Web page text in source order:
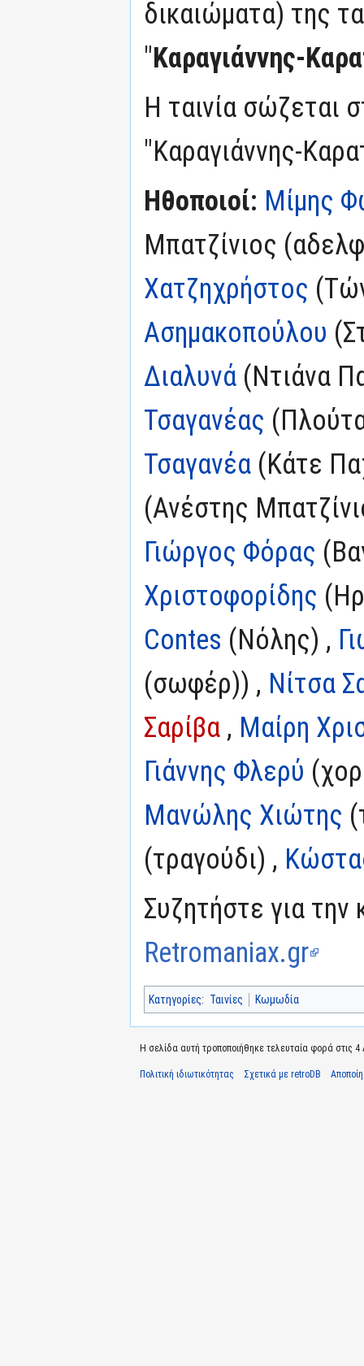
δικαιώματα) της
"Καραγιάννης-
Η ταινία σώζεται
"Καραγιάννης-
Ηθοποιοί: Μίμης
Μπατζίνιος
Χατζηχρήστος
Ασημακοπούλου
Διαλυνά (Ντιάνα
Τσαγανέας
Τσαγανέα (Κάτε
(Ανέστης
Γιώργος Φόρας
Χριστοφορίδης
Contes (Νόλης) ,
(σωφέρ)) , Νίτσα
Σαρίβα , Μαίρη
Γιάννης Φλερύ
Μανώλης Χιώτης
(τραγούδι) ,
Συζητήστε για την
Retromaniax.gr
Κατηγορίες: Ταινίες Κωμωδία
Η σελίδα αυτή τροποποιήθηκε τελευταία φορά στις 4
Πολιτική ιδιωτικότητας Σχετικά με retroDB